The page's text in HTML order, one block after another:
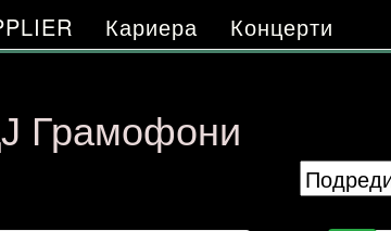
Кариера Концерти
Грамофони